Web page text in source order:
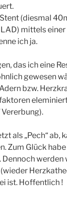
(diesmal
LAD) mittels
ich ja.
das ich eine
gewesen
bzw.
als „Pech“ ab,
Zum Glück
werden
ist. Hoffentlich !